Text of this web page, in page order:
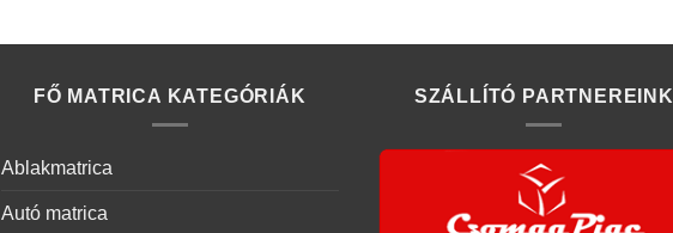
FŐ MATRICA KATEGÓRIÁK
Ablakmatrica
Autó matrica
SZÁLLÍTÓ PARTNEREINK